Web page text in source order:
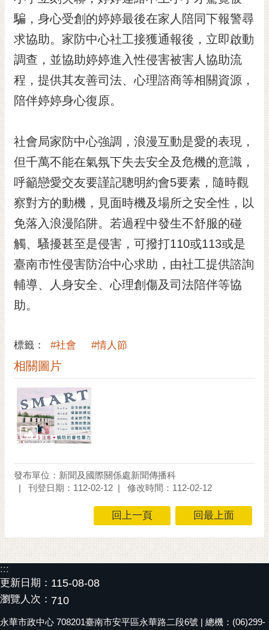
日
本
語
隱
私
權
安
全
政
策
網
資
料
開
放
宣
告
交
通
位
置
騙，身心受創的婷婷最後在家人陪同下報警尋
求協助。家防中心社工接獲通報後，立即啟動
調查，並協助婷婷進入性侵害被害人協助流
程，提供其友善司法、心理諮商等相關資源，
陪伴婷婷身心復原。
社會局家防中心強調，浪漫互動是愛的表現，
但千萬不能在氣氛下失去安全及危機的意識，
呼籲戀愛交友要謹記聰明約會5要素，隨時觀
察對方的動機，見面時機及場所之安全性，以
免落入浪漫陷阱。若過程中發生不舒服的碰
觸、騷擾甚至是侵害，可撥打110或113或是
臺南市性侵害防治中心求助，由社工提供諮詢
輔導、人身安全、心理創傷及司法陪伴等協
助。
標籤： #社會 #情人節
相關圖片
發布單位：新聞及國際關係處新聞傳播科
刊登日期：112-02-12
修改時間：112-02-12
回上一頁 回最上面
:::
更新日期： 115-08-08
瀏覽人次： 710
永華市政中心 708201臺南市安平區永華路二段6號 | 總機：(06)299-